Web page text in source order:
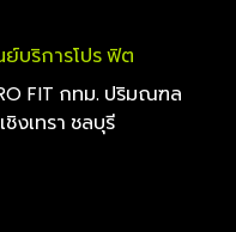
ย์บริการโปร ฟิต
FIT กทม. ปริมณฑล
ชิงเทรา ชลบุรี